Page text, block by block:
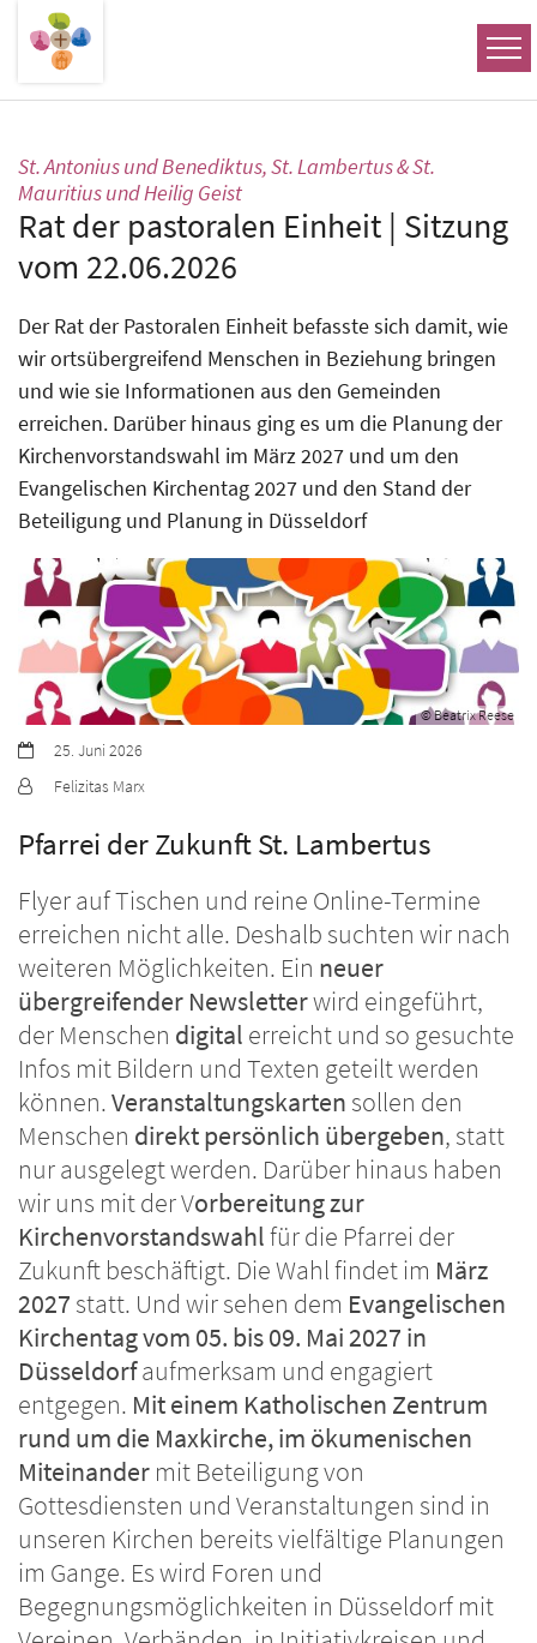
Zum Inhalt springen
St. Antonius und Benediktus, St. Lambertus & St.
Mauritius und Heilig Geist:
Rat der pastoralen Einheit | Sitzung
vom 22.06.2026
Der Rat der Pastoralen Einheit befasste sich damit, wie
wir ortsübergreifend Menschen in Beziehung bringen
und wie sie Informationen aus den Gemeinden
erreichen. Darüber hinaus ging es um die Planung der
Kirchenvorstandswahl im März 2027 und um den
Evangelischen Kirchentag 2027 und den Stand der
Beteiligung und Planung in Düsseldorf
© Beatrix Reese
Datum:25. Juni 2026
Von:
Felizitas Marx
Pfarrei der Zukunft St. Lambertus
Flyer auf Tischen und reine Online-Termine
erreichen nicht alle. Deshalb suchten wir nach
weiteren Möglichkeiten. Ein neuer
übergreifender Newsletterwird eingeführt,
der Menschen digital erreicht und so gesuchte
Infos mit Bildern und Texten geteilt werden
können.Veranstaltungskarten sollen den
Menschen direkt persönlich übergeben, statt
nur ausgelegt werden. Darüber hinaus haben
wir uns mit der Vorbereitung zur
Kirchenvorstandswahlfür die Pfarrei der
Zukunft beschäftigt. Die Wahl findet im März
2027 statt. Und wir sehen dem Evangelischen
Kirchentag vom 05. bis 09. Mai 2027 in
Düsseldorfaufmerksam und engagiert
entgegen. Mit einem Katholischen Zentrum
rund um die Maxkirche,im ökumenischen
Miteinander mit Beteiligung von
Gottesdiensten und Veranstaltungen sind in
unseren Kirchen bereits vielfältige Planungen
im Gange. Es wird Foren und
Begegnungsmöglichkeiten in Düsseldorf mit